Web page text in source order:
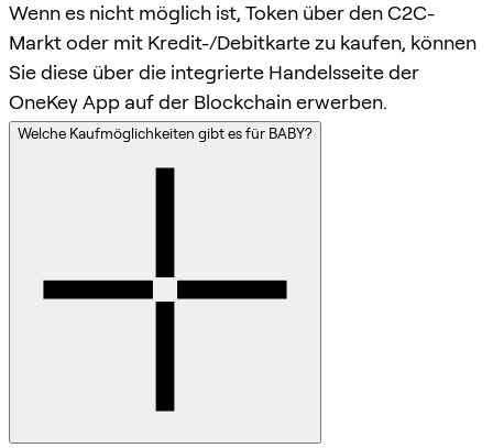
Wenn es nicht möglich ist, Token über den C2C-
Markt oder mit Kredit-/Debitkarte zu kaufen, können
Sie diese über die integrierte Handelsseite der
OneKey App auf der Blockchain erwerben.
Welche Kaufmöglichkeiten gibt es für BABY?